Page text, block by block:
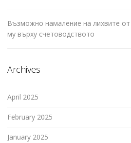
Възможно намаление на лихвите
му върху счетоводството
Archives
April 2025
February 2025
January 2025